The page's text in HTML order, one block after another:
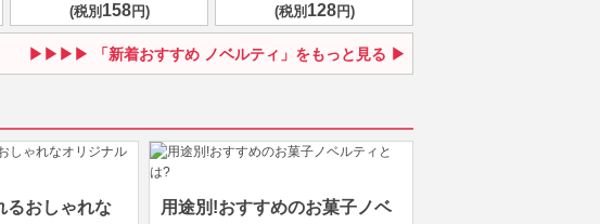
(税別158円) (税別128円)
「新着おすすめ ノベルティ」をもっと見る
るおしゃれな
用途別!おすすめのお菓子ノベ